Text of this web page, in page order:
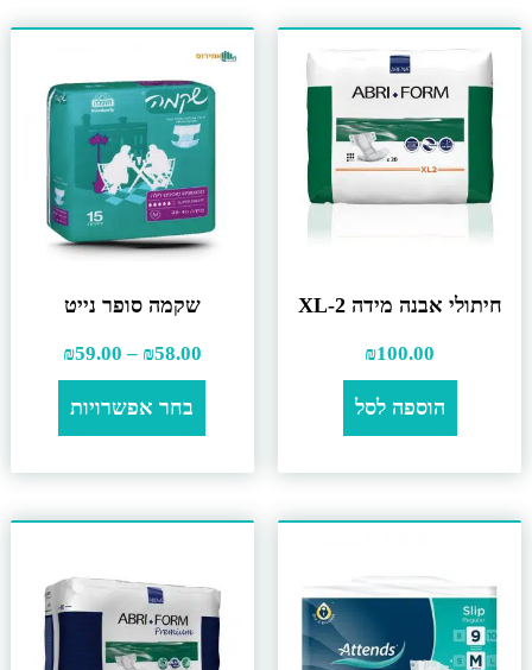
חיתולי אבנה מידה XL-2
₪100.00
הוספה לסל
שקמה סופר נייט
₪58.00
–
₪59.00
בחר אפשרויות